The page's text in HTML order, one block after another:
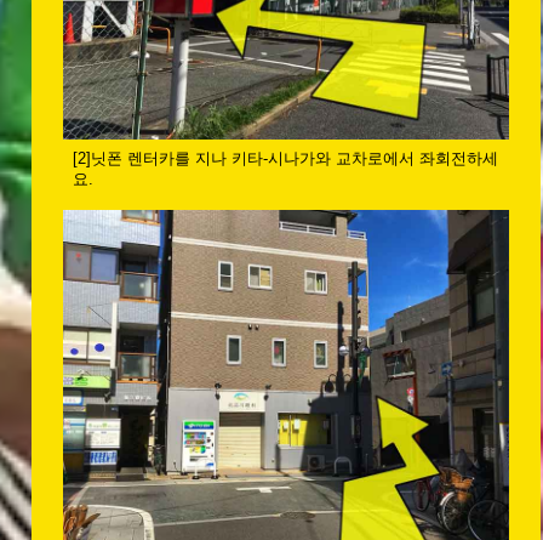
[2]닛폰 렌터카를 지나 키타-시나가와 교차로에서 좌회전하세
요.